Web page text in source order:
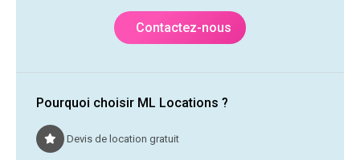
Contactez-nous
Pourquoi choisir ML Locations ?
Devis de location gratuit